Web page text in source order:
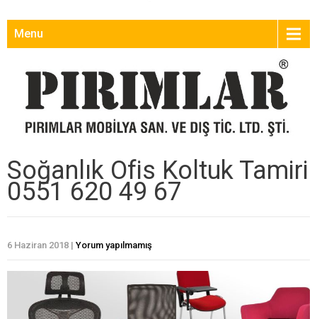
Menu
Soğanlık Ofis Koltuk Tamiri
0551 620 49 67
6 Haziran 2018 | Yorum yapılmamış